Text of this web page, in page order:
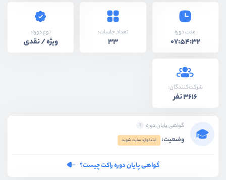
مدت دوره
07:54:32
تعداد جلسات:
33
نوع دوره:
ویژه / نقدی
شرکت‌کنندگان:
3616 نفر
گواهی پایان دوره
وضعیت: ابتدا وارد سایت شوید
گواهی پایان دوره راکت چیست؟